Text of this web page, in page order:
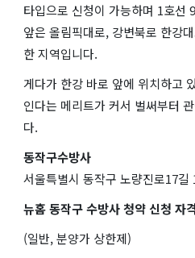
타입으로 신청이 가능하며 1호선
앞은 올림픽대로, 강변북로 한강
한 지역입니다.
게다가 한강 바로 앞에 위치하고
인다는 메리트가 커서 벌써부터
다.
동작구수방사
서울특별시 동작구 노량진로17길
뉴홈 동작구 수방사 청약 신청 자
(일반, 분양가 상한제)